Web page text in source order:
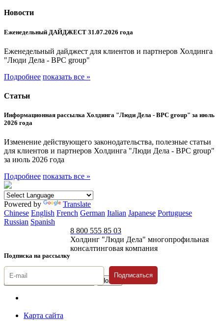
Новости
Еженедельный ДАЙДЖЕСТ 31.07.2026 года
Еженедельный дайджест для клиентов и партнеров Холдинга
"Люди Дела - BPC group"
Подробнее показать все »
Статьи
Информационная рассылка Холдинга "Люди Дела - BPC group" за июль
2026 года
Изменение действующего законодательства, полезные статьи
для клиентов и партнеров Холдинга "Люди Дела - BPC group"
за июль 2026 года
Подробнее показать все »
Powered by
Translate
Chinese English French German Italian Japanese Portuguese
Russian Spanish
Подписка на рассылку
8 800 555 85 03
Холдинг "Люди Дела" многопрофильная
консалтинговая компания
Подписаться
Карта сайта